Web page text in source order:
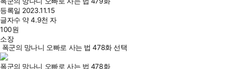
등록일 2023.11.15
글자수 약 4.9천 자
100원
소장
폭군의 망나니 오빠로 사는 법 478화 선택
폭군의 망나니 오빠로 사는 법 478화